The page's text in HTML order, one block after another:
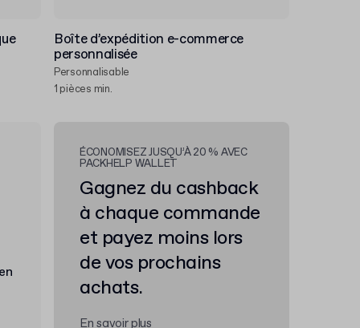
Boîte d’expédition e-commerce
personnalisée
Personnalisable
1 pièces min.
ÉCONOMISEZ JUSQU’À 20 % AVEC
PACKHELP WALLET
Gagnez du cashback
à chaque commande
et payez moins lors
de vos prochains
achats.
En savoir plus